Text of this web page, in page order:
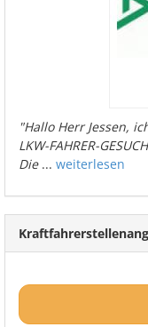
"Hallo Herr Jessen,
LKW-FAHRER-
Die... weiterlesen